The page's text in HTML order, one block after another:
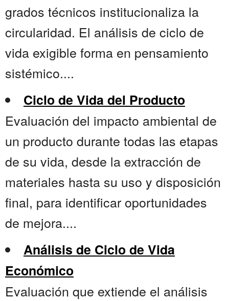
grados técnicos institucionaliza la
circularidad. El análisis de ciclo de
vida exigible forma en pensamiento
sistémico....
Ciclo de Vida del Producto
Evaluación del impacto ambiental de
un producto durante todas las etapas
de su vida, desde la extracción de
materiales hasta su uso y disposición
final, para identificar oportunidades
de mejora....
Análisis de Ciclo de Vida
Económico
Evaluación que extiende el análisis